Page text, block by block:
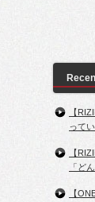
【
って
【
「ど
【